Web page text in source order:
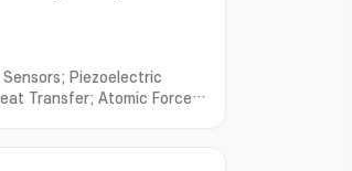
Sensors; Piezoelectric
Transfer; Atomic Force